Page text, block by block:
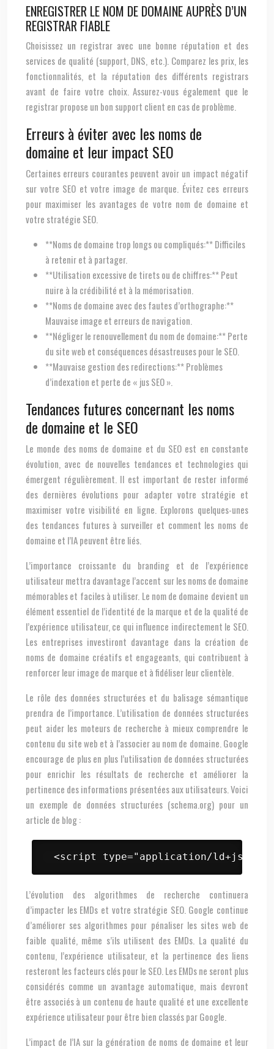
ENREGISTRER LE NOM DE DOMAINE AUPRÈS D’UN
REGISTRAR FIABLE
Choisissez un registrar avec une bonne réputation et des
services de qualité (support, DNS, etc.). Comparez les prix, les
fonctionnalités, et la réputation des différents registrars
avant de faire votre choix. Assurez-vous également que le
registrar propose un bon support client en cas de problème.
Erreurs à éviter avec les noms de
domaine et leur impact SEO
Certaines erreurs courantes peuvent avoir un impact négatif
sur votre SEO et votre image de marque. Évitez ces erreurs
pour maximiser les avantages de votre nom de domaine et
votre stratégie SEO.
**Noms de domaine trop longs ou compliqués:** Difficiles
à retenir et à partager.
**Utilisation excessive de tirets ou de chiffres:** Peut
nuire à la crédibilité et à la mémorisation.
**Noms de domaine avec des fautes d’orthographe:**
Mauvaise image et erreurs de navigation.
**Négliger le renouvellement du nom de domaine:** Perte
du site web et conséquences désastreuses pour le SEO.
**Mauvaise gestion des redirections:** Problèmes
d’indexation et perte de « jus SEO ».
Tendances futures concernant les noms
de domaine et le SEO
Le monde des noms de domaine et du SEO est en constante
évolution, avec de nouvelles tendances et technologies qui
émergent régulièrement. Il est important de rester informé
des dernières évolutions pour adapter votre stratégie et
maximiser votre visibilité en ligne. Explorons quelques-unes
des tendances futures à surveiller et comment les noms de
domaine et l’IA peuvent être liés.
L’importance croissante du branding et de l’expérience
utilisateur mettra davantage l’accent sur les noms de domaine
mémorables et faciles à utiliser. Le nom de domaine devient un
élément essentiel de l’identité de la marque et de la qualité de
l’expérience utilisateur, ce qui influence indirectement le SEO.
Les entreprises investiront davantage dans la création de
noms de domaine créatifs et engageants, qui contribuent à
renforcer leur image de marque et à fidéliser leur clientèle.
Le rôle des données structurées et du balisage sémantique
prendra de l’importance. L’utilisation de données structurées
peut aider les moteurs de recherche à mieux comprendre le
contenu du site web et à l’associer au nom de domaine. Google
encourage de plus en plus l’utilisation de données structurées
pour enrichir les résultats de recherche et améliorer la
pertinence des informations présentées aux utilisateurs. Voici
un exemple de données structurées (schema.org) pour un
article de blog :
<script type="application/ld+json">
L’évolution des algorithmes de recherche continuera
d’impacter les EMDs et votre stratégie SEO. Google continue
d’améliorer ses algorithmes pour pénaliser les sites web de
faible qualité, même s’ils utilisent des EMDs. La qualité du
contenu, l’expérience utilisateur, et la pertinence des liens
resteront les facteurs clés pour le SEO. Les EMDs ne seront plus
considérés comme un avantage automatique, mais devront
être associés à un contenu de haute qualité et une excellente
expérience utilisateur pour être bien classés par Google.
L’impact de l’IA sur la génération de noms de domaine et leur